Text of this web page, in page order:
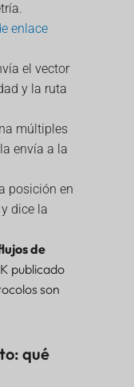
enlace
el vector
y la ruta
múltiples
envía a la
posición en
dice la
de
publicado
son
qué